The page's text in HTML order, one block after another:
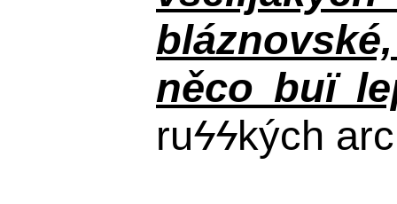
něco buï
ruϟϟkých